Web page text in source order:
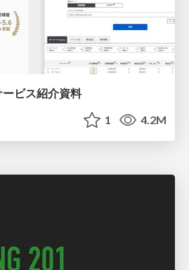
ビス紹介資料
1 4.2M